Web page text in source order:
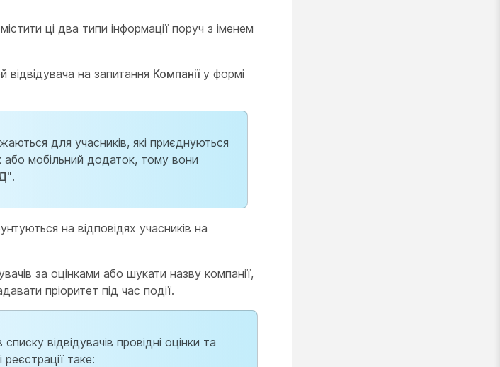
ці два типи інформації поруч з іменем
відвідувача на запитання Компаніїу формі
для учасників, які приєднуються
мобільний додаток, тому вони
.
на відповідях учасників на
за оцінками або шукати назву компанії,
пріоритет під час події.
відвідувачів провідні оцінки та
реєстрації таке: